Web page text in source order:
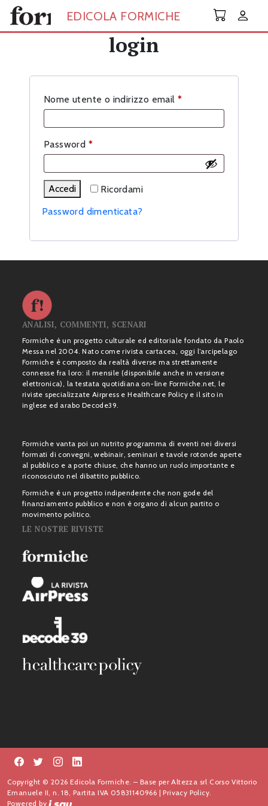
Skip to main content
EDICOLA FORMICHE
login
Nome utente o indirizzo email *Richiesto
Password *Richiesto
Ricordami
Accedi
Password dimenticata?
ANALISI, COMMENTI, SCENARI
Formiche è un progetto culturale ed editoriale fondato da Paolo
Messa nel 2004. Nato come rivista cartacea, oggi l’arcipelago
Formiche è composto da realtà diverse ma strettamente
connesse fra loro: il mensile (disponibile anche in versione
elettronica), la testata quotidiana on-line Formiche.net, le
riviste specializzate Airpress e Healthcare Policy e il sito in
inglese ed arabo Decode39.
Formiche vanta poi un nutrito programma di eventi nei diversi
formati di convegni, webinair, seminari e tavole rotonde aperte
al pubblico e a porte chiuse, che hanno un ruolo importante e
riconosciuto nel dibattito pubblico.
Formiche è un progetto indipendente che non gode del
finanziamento pubblico e non è organo di alcun partito o
movimento politico.
LE NOSTRE RIVISTE
Copyright © 2026 Edicola Formiche. – Base per Altezza srl Corso Vittorio
Emanuele II, n. 18, Partita IVA 05831140966 |Privacy Policy.
Powered by